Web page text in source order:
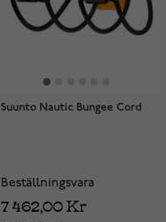
Suunto Nautic Bungee Cord
Beställningsvara
7 462,00 Kr